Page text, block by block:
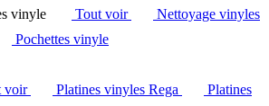
vinyle
Tout voir
Nettoyage vinyles
Pochettes vinyle
voir Platines vinyles Rega
Platines